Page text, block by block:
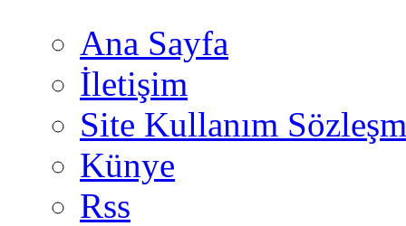
Ana Sayfa
İletişim
Site Kullanım
Künye
Rss